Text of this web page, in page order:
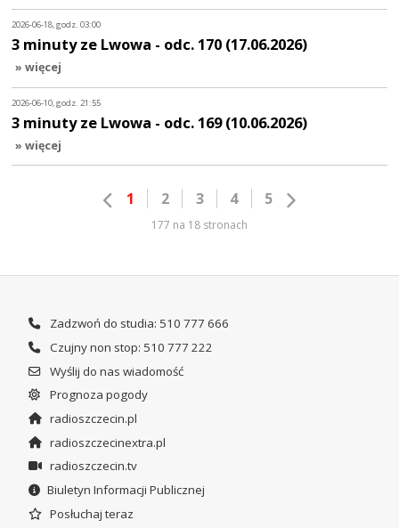
2026-06-18, godz. 03:00
3 minuty ze Lwowa - odc. 170 (17.06.2026)
» więcej
2026-06-10, godz. 21:55
3 minuty ze Lwowa - odc. 169 (10.06.2026)
» więcej
1 2 3 4 5
177 na 18 stronach
Zadzwoń do studia: 510 777 666
Czujny non stop: 510 777 222
Wyślij do nas wiadomość
Prognoza pogody
radioszczecin.pl
radioszczecinextra.pl
radioszczecin.tv
Biuletyn Informacji Publicznej
Posłuchaj teraz